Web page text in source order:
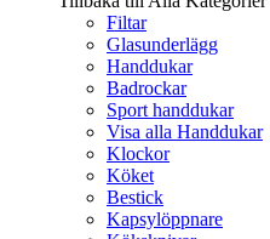
Filtar
Glasunderlägg
Handdukar
Badrockar
Sport handdukar
Visa alla Handdukar
Klockor
Köket
Bestick
Kapsylöppnare